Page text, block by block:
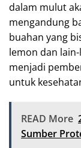
dalam mulut
mengandung
buahan yang
lemon dan
menjadi
untuk
READ More
Sumber